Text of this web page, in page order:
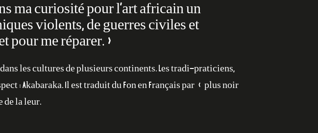
ma curiosité pour l’art africain un
violents, de guerres civiles et
pour me réparer.»
les cultures de plusieurs continents. Les tradi-praticiens,
: Akabaraka. Il est traduit du Fon en Français par « plus noir
de la leur.